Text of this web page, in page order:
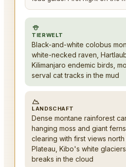
TIERWELT
Black-and-white colobus
white-necked raven,
Kilimanjaro endemic birds,
serval cat tracks in the mud
LANDSCHAFT
Dense montane rainforest
hanging moss and giant
clearing with first views
Plateau, Kibo's white
breaks in the cloud